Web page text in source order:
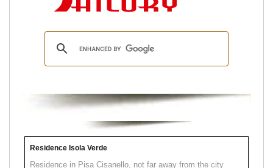
Residence Isola Verde
Residence in Pisa Cisanello, not far away from the city